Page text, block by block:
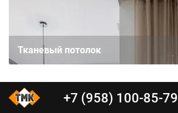
Тканевый потолок
+7 (958) 100-85-79